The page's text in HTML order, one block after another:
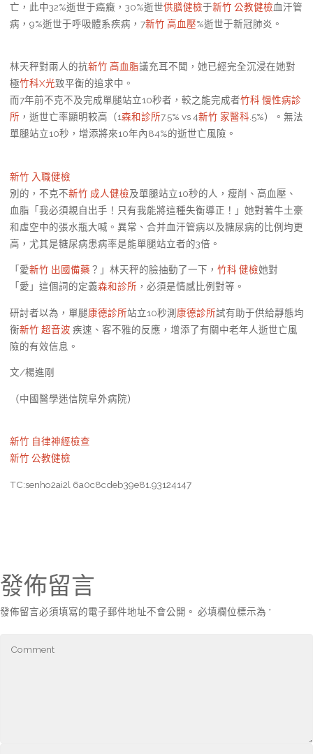
亡，此中32%逝世于癌癥，30%逝世供膳健檢于新竹 公教健檢血汗管
病，9%逝世于呼吸體系疾病，7新竹 高血壓%逝世于新冠肺炎。
林天秤對兩人的抗新竹 高血脂議充耳不聞，她已經完全沉浸在她對
極竹科X光致平衡的追求中。
而7年前不克不及完成單腿站立10秒者，較之能完成者竹科 慢性病診
所 ，逝世亡率顯明較高（1森和診所7.5% vs 4新竹 家醫科 .5%）。無法
單腿站立10秒，增添將來10年內84%的逝世亡風險。
新竹 入職健檢
別的，不克不新竹 成人健檢及單腿站立10秒的人，瘦削、高血壓、
血脂「我必須親自出手！只有我能將這種失衡導正！」她對著牛土豪
和虛空中的張水瓶大喊。異常、合并血汗管病以及糖尿病的比例均更
高，尤其是糖尿病患病率是能單腿站立者的3倍。
「愛新竹 出國備藥 ？」林天秤的臉抽動了一下， 竹科 健檢她對
「愛」這個詞的定義森和診所 ，必須是情感比例對等。
研討者以為，單腿康德診所站立10秒測 康德診所試有助于供給靜態均
衡新竹 超音波 疾速、客不雅的反應，增添了有關中老年人逝世亡風
險的有效信息。
文/楊進剛
（中國醫學迷信院阜外病院）
新竹 自律神經檢查
新竹 公教健檢
TC:senho2ai2l 6a0c8cdeb39e81.93124147
發佈留言
發佈留言必須填寫的電子郵件地址不會公開。 必填欄位標示為 *